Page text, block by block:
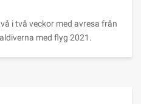
i två veckor med avresa från
med flyg 2021.